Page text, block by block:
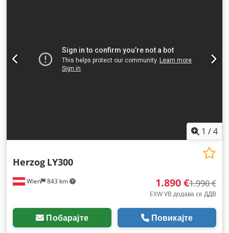
1 /4
Wien 843 km
Herzog LY300
1.890 €1.990 €
EXW VB додава се ДДВ
Побарајте Повикајте